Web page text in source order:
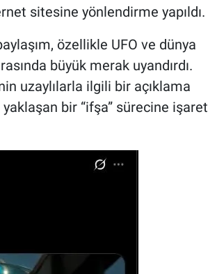
sitesine yönlendirme yapıldı.
özellikle UFO ve dünya
büyük merak uyandırdı.
uzaylılarla ilgili bir açıklama
yaklaşan bir “ifşa” sürecine işaret